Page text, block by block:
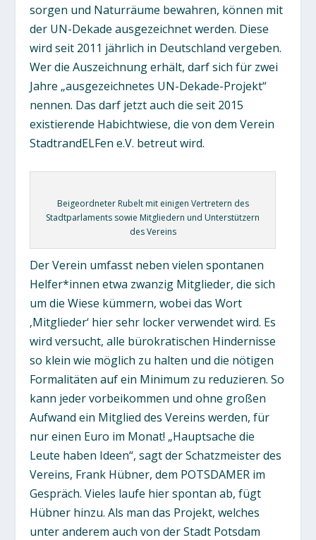
sorgen und Naturräume bewahren, können mit
der UN-Dekade ausgezeichnet werden. Diese
wird seit 2011 jährlich in Deutschland vergeben.
Wer die Auszeichnung erhält, darf sich für zwei
Jahre „ausgezeichnetes UN-Dekade-Projekt“
nennen. Das darf jetzt auch die seit 2015
existierende Habichtwiese, die von dem Verein
StadtrandELFen e.V. betreut wird.
Beigeordneter Rubelt mit einigen Vertretern des
Stadtparlaments sowie Mitgliedern und Unterstützern
des Vereins
Der Verein umfasst neben vielen spontanen
Helfer*innen etwa zwanzig Mitglieder, die sich
um die Wiese kümmern, wobei das Wort
‚Mitglieder‘ hier sehr locker verwendet wird. Es
wird versucht, alle bürokratischen Hindernisse
so klein wie möglich zu halten und die nötigen
Formalitäten auf ein Minimum zu reduzieren. So
kann jeder vorbeikommen und ohne großen
Aufwand ein Mitglied des Vereins werden, für
nur einen Euro im Monat! „Hauptsache die
Leute haben Ideen“, sagt der Schatzmeister des
Vereins, Frank Hübner, dem POTSDAMER im
Gespräch. Vieles laufe hier spontan ab, fügt
Hübner hinzu. Als man das Projekt, welches
unter anderem auch von der Stadt Potsdam